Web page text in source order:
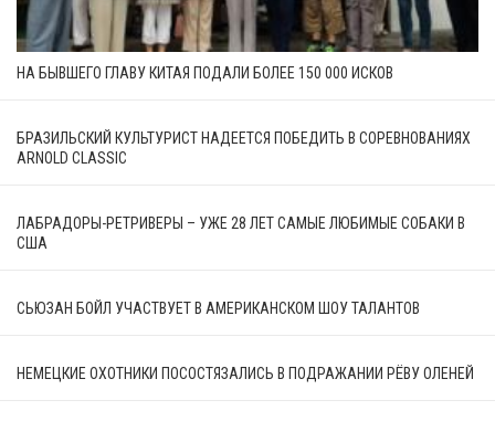
НА БЫВШЕГО ГЛАВУ КИТАЯ ПОДАЛИ БОЛЕЕ 150 000 ИСКОВ
БРАЗИЛЬСКИЙ КУЛЬТУРИСТ НАДЕЕТСЯ ПОБЕДИТЬ В СОРЕВНОВАНИЯХ
ARNOLD CLASSIC
ЛАБРАДОРЫ-РЕТРИВЕРЫ – УЖЕ 28 ЛЕТ САМЫЕ ЛЮБИМЫЕ СОБАКИ В
США
СЬЮЗАН БОЙЛ УЧАСТВУЕТ В АМЕРИКАНСКОМ ШОУ ТАЛАНТОВ
НЕМЕЦКИЕ ОХОТНИКИ ПОСОСТЯЗАЛИСЬ В ПОДРАЖАНИИ РЁВУ ОЛЕНЕЙ